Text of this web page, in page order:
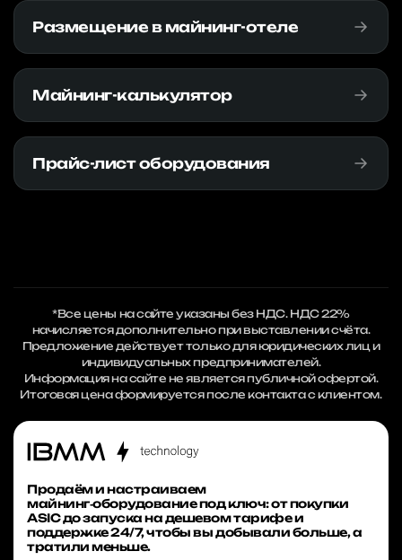
Размещение в майнинг-отеле
Майнинг-калькулятор
Прайс-лист оборудования
*Все цены на сайте указаны без НДС. НДС 22%
начисляется дополнительно при выставлении счёта.
Предложение действует только для юридических лиц и
индивидуальных предпринимателей.
Информация на сайте не является публичной офертой.
Итоговая цена формируется после контакта с клиентом.
Продаём и настраиваем
майнинг‑оборудование под ключ: от покупки
ASIC до запуска на дешевом тарифе и
поддержке 24/7, чтобы вы добывали больше, а
тратили меньше.